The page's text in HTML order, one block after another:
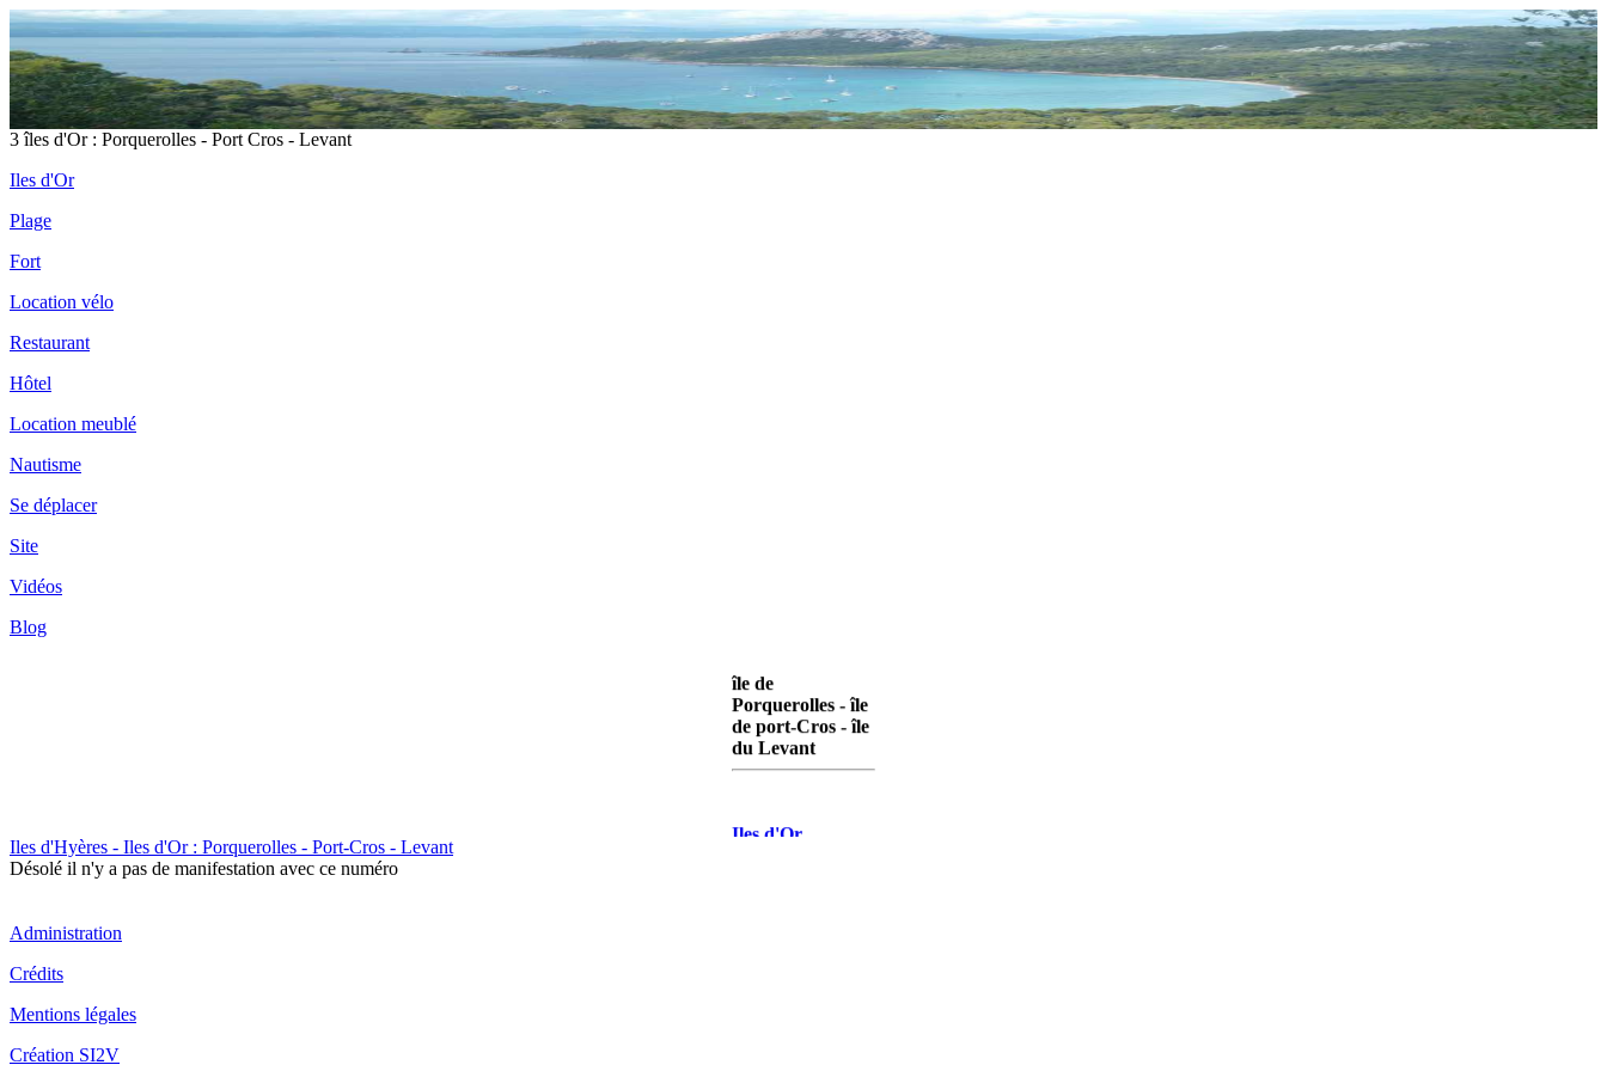
3 îles d'Or : Porquerolles - Port Cros - Levant
Iles d'Or
Plage
Fort
Location vélo
Restaurant
Hôtel
Location meublé
Nautisme
Se déplacer
Site
Vidéos
Blog
île de
Porquerolles - île
de port-Cros - île
du Levant
Iles d'Or
Iles d'Hyères - Iles d'Or : Porquerolles - Port-Cros - Levant
Désolé il n'y a pas de manifestation avec ce numéro
Administration
Crédits
Mentions légales
Création SI2V